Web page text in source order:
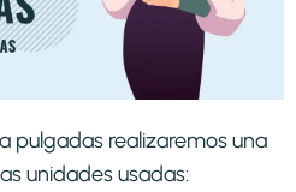
pulgadas realizaremos una
unidades usadas: